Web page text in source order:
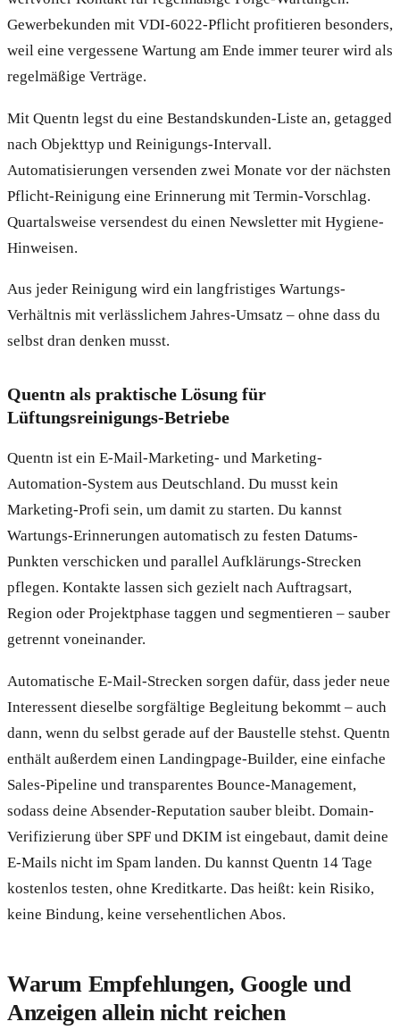
Gewerbekunden mit VDI-6022-Pflicht profitieren besonders,
weil eine vergessene Wartung am Ende immer teurer wird als
regelmäßige Verträge.
Mit Quentn legst du eine Bestandskunden-Liste an, getagged
nach Objekttyp und Reinigungs-Intervall.
Automatisierungen versenden zwei Monate vor der nächsten
Pflicht-Reinigung eine Erinnerung mit Termin-Vorschlag.
Quartalsweise versendest du einen Newsletter mit Hygiene-
Hinweisen.
Aus jeder Reinigung wird ein langfristiges Wartungs-
Verhältnis mit verlässlichem Jahres-Umsatz – ohne dass du
selbst dran denken musst.
Quentn als praktische Lösung für
Lüftungsreinigungs-Betriebe
Quentn ist ein E-Mail-Marketing- und Marketing-
Automation-System aus Deutschland. Du musst kein
Marketing-Profi sein, um damit zu starten. Du kannst
Wartungs-Erinnerungen automatisch zu festen Datums-
Punkten verschicken und parallel Aufklärungs-Strecken
pflegen. Kontakte lassen sich gezielt nach Auftragsart,
Region oder Projektphase taggen und segmentieren – sauber
getrennt voneinander.
Automatische E-Mail-Strecken sorgen dafür, dass jeder neue
Interessent dieselbe sorgfältige Begleitung bekommt – auch
dann, wenn du selbst gerade auf der Baustelle stehst. Quentn
enthält außerdem einen Landingpage-Builder, eine einfache
Sales-Pipeline und transparentes Bounce-Management,
sodass deine Absender-Reputation sauber bleibt. Domain-
Verifizierung über SPF und DKIM ist eingebaut, damit deine
E-Mails nicht im Spam landen. Du kannst Quentn 14 Tage
kostenlos testen, ohne Kreditkarte. Das heißt: kein Risiko,
keine Bindung, keine versehentlichen Abos.
Warum Empfehlungen, Google und
Anzeigen allein nicht reichen